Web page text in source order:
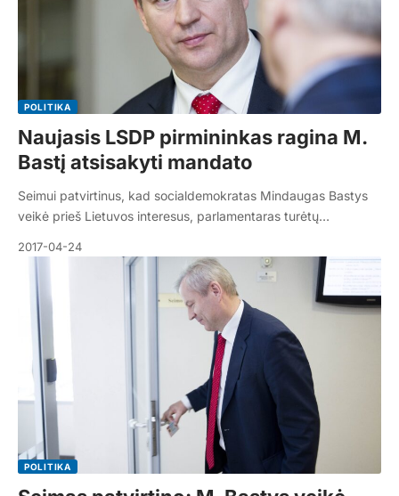
POLITIKA
Naujasis LSDP pirmininkas ragina M.
Bastį atsisakyti mandato
Seimui patvirtinus, kad socialdemokratas Mindaugas Bastys
veikė prieš Lietuvos interesus, parlamentaras turėtų…
2017-04-24
POLITIKA